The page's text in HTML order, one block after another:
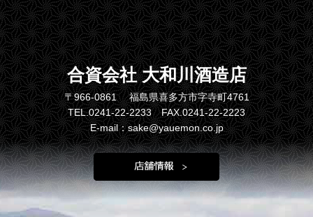
合資会社 大和川酒造店
〒966-0861 福島県喜多方市字寺町4761
TEL.0241-22-2233 FAX.0241-22-2223
E-mail：sake@yauemon.co.jp